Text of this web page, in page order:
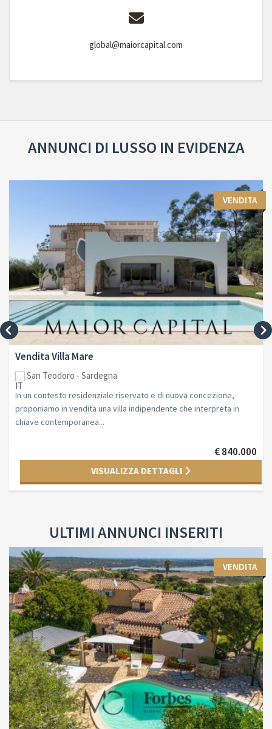
global@maiorcapital.com
ANNUNCI DI LUSSO IN EVIDENZA
VENDITA
Vendita Villa Mare
San Teodoro - Sardegna
In un contesto residenziale riservato e di nuova concezione,
proponiamo in vendita una villa indipendente che interpreta in
chiave contemporanea...
€ 840.000
VISUALIZZA DETTAGLI
ULTIMI ANNUNCI INSERITI
VENDITA